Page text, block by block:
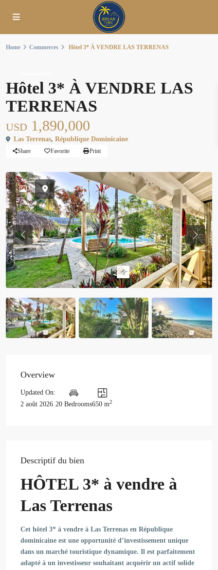
Home Commerces Hôtel 3* À VENDRE LAS TERRENAS
Hôtel 3* À VENDRE LAS
TERRENAS
USD 1,890,000
Las Terrenas, République Dominicaine
Share Favorite Print
Previous Previous
Overview
Updated On:
2 août 2026 20 Bedrooms650 m2
Descriptif du bien
HÔTEL 3* à vendre à
Las Terrenas
Cet hôtel 3* à vendre à Las Terrenas en République
dominicaine est une opportunité d’investissement unique
dans un marché touristique dynamique. Il est parfaitement
adapté à un investisseur souhaitant acquérir un actif solide